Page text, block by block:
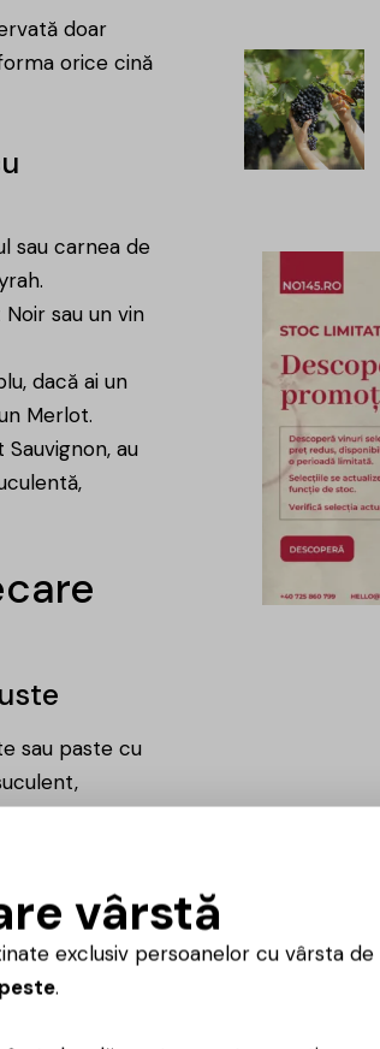
doar
orice cină
sau carnea de
sau un vin
dacă ai un
Merlot.
au
sau paste cu
se
cu sosuri
vârstă
exclusiv persoanelor cu vârsta de
.